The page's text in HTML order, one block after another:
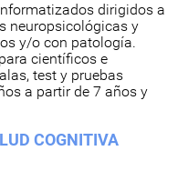
dirigidos a
neuropsicológicas y
y/o con patología.
científicos e
test y pruebas
a partir de 7 años y
COGNITIVA